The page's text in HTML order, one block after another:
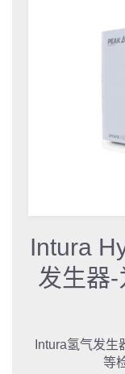
Intura
发生器
Intura氢气发
等